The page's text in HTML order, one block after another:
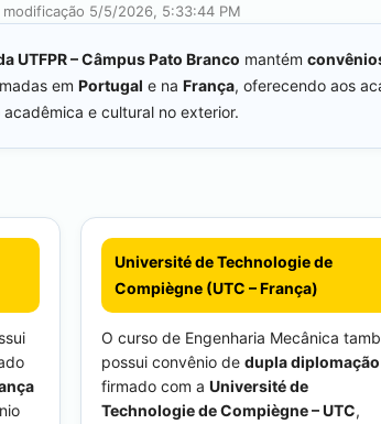
5/5/2026, 5:33:44 PM
UTFPR – Câmpus Pato Branco mantém
em Portugal e na França, oferecendo aos
e cultural no exterior.
Université de Technologie de
Compiègne (UTC – França)
O curso de Engenharia Mecânica
possui convênio de dupla diplomação
firmado com a Université de
Technologie de Compiègne – UTC,